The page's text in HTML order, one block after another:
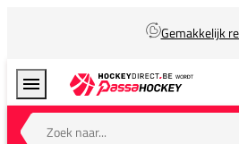
Gemakkelijk
Zoek naar...